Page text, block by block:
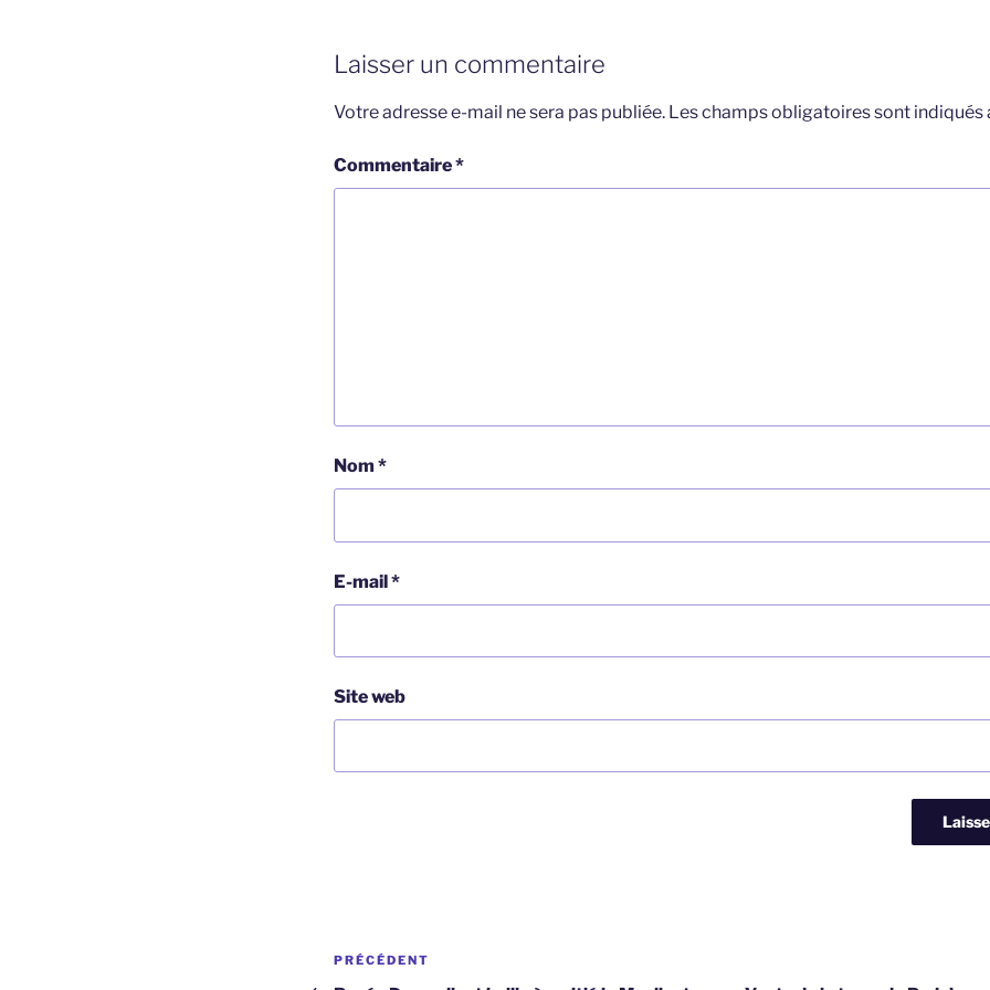
Laisser un commentaire
Votre adresse e-mail ne sera pas publiée. Les champs obligatoires sont indiqués
Commentaire*
Nom *
E-mail*
Site web
Navigation
Article
PRÉCÉDENT